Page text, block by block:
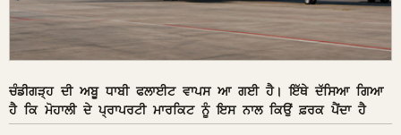
ਚੰਡੀਗੜ੍ਹ ਦੀ ਅਬੂ ਧਾਬੀ ਫਲਾਈਟ ਵਾਪਸ ਆ ਗਈ ਹੈ। ਇੱਥੇ ਦੱਸਿਆ ਗਿਆ
ਹੈ ਕਿ ਮੋਹਾਲੀ ਦੇ ਪ੍ਰਾਪਰਟੀ ਮਾਰਕਿਟ ਨੂੰ ਇਸ ਨਾਲ ਕਿਉਂ ਫ਼ਰਕ ਪੈਂਦਾ ਹੈ